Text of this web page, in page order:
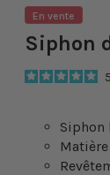
En vente
Siphon
5
Siphon